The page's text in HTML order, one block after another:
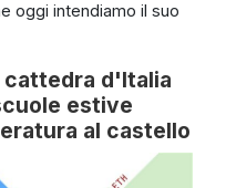
oggi intendiamo il suo
cattedra d'Italia
estive
al castello